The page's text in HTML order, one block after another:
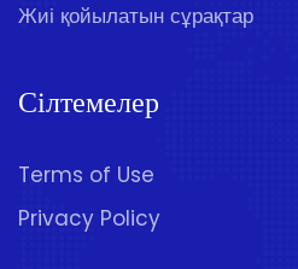
Жиі қойылатын сұрақтар
Сілтемелер
Terms of Use
Privacy Policy